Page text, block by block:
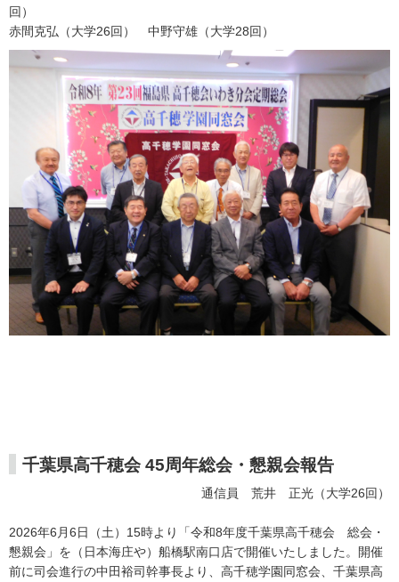
回）
赤間克弘（大学26回） 中野守雄（大学28回）
千葉県高千穂会 45周年総会・懇親会報告
通信員 荒井 正光（大学26回）
2026年6月6日（土）15時より「令和8年度千葉県高千穂会 総会・
懇親会」を（日本海庄や）船橋駅南口店で開催いたしました。開催
前に司会進行の中田裕司幹事長より、高千穂学園同窓会、千葉県高